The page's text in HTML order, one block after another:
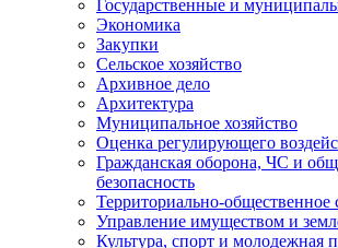
Государственные и
Экономика
Закупки
Сельское хозяйство
Архивное дело
Архитектура
Муниципальное хозяйство
Оценка регулирующего
Гражданская оборона, ЧС и
безопасность
Территориально-общественное
Управление имуществом и
Культура, спорт и молодежная